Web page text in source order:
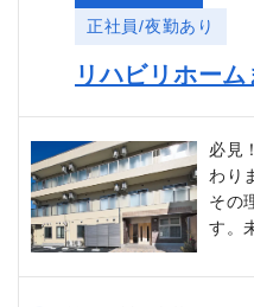
正社員/夜勤あり
リハビリホー
必見
わり
その
す。